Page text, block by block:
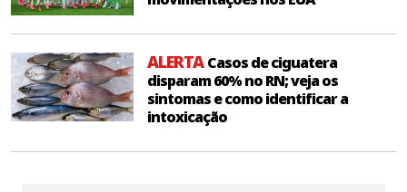
ALERTACasos de ciguatera
disparam 60% no RN; veja os
sintomas e como identificar a
intoxicação